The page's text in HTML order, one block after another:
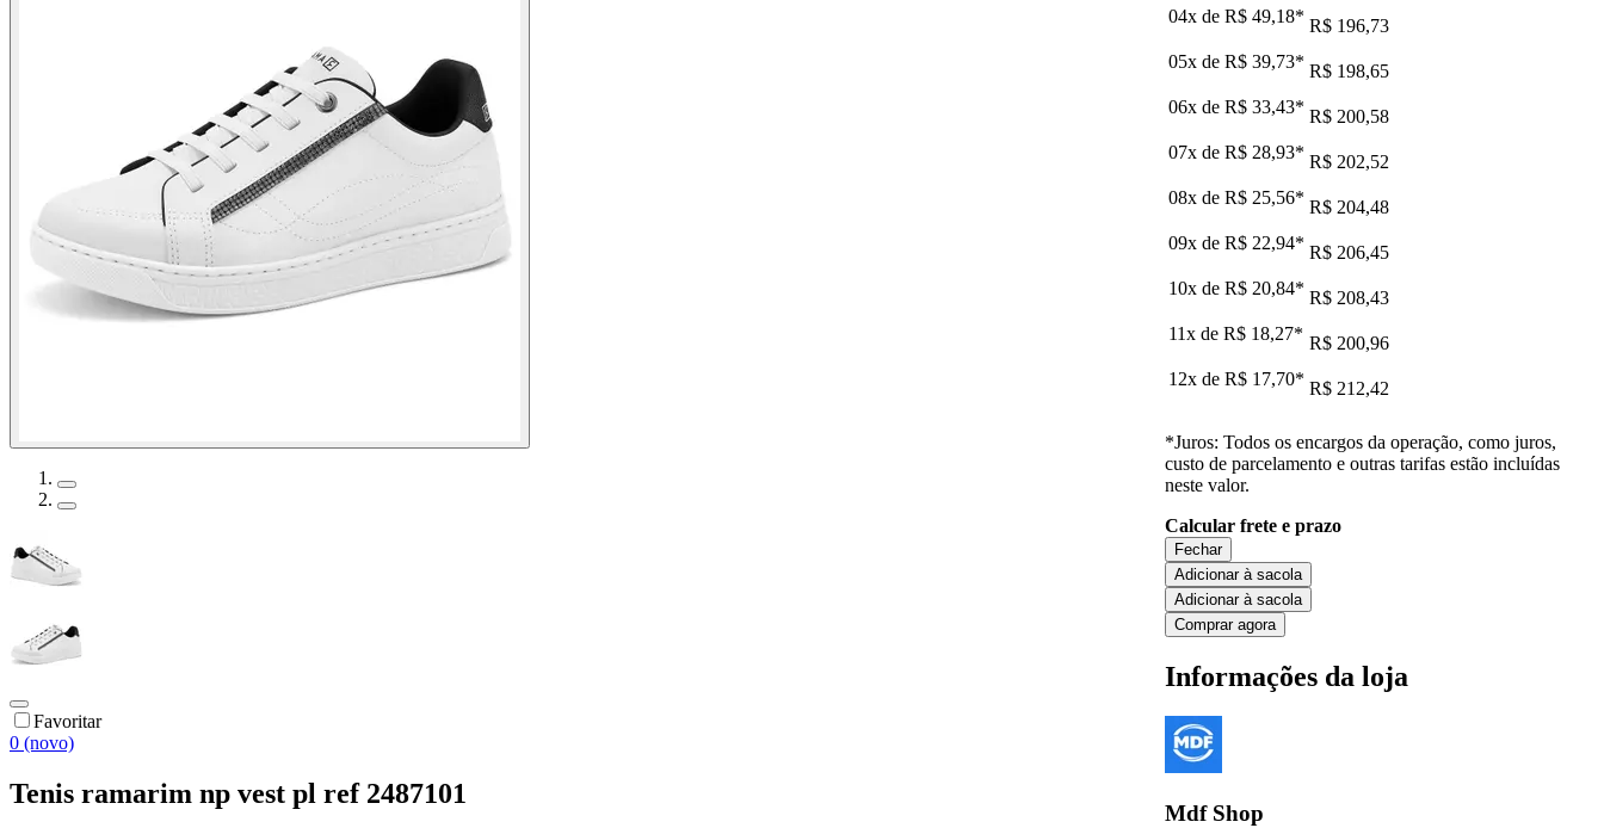
Favoritar
0 (novo)
Tenis ramarim np vest pl ref 2487101
04x de R$ 49,18* R$ 196,73
05x de R$ 39,73* R$ 198,65
06x de R$ 33,43* R$ 200,58
07x de R$ 28,93* R$ 202,52
08x de R$ 25,56* R$ 204,48
09x de R$ 22,94* R$ 206,45
10x de R$ 20,84* R$ 208,43
11x de R$ 18,27* R$ 200,96
12x de R$ 17,70* R$ 212,42
*Juros: Todos os encargos da operação, como juros,
custo de parcelamento e outras tarifas estão incluídas
neste valor.
Calcular frete e prazo
Fechar
Adicionar à sacola
Adicionar à sacola
Comprar agora
Informações da loja
Mdf Shop